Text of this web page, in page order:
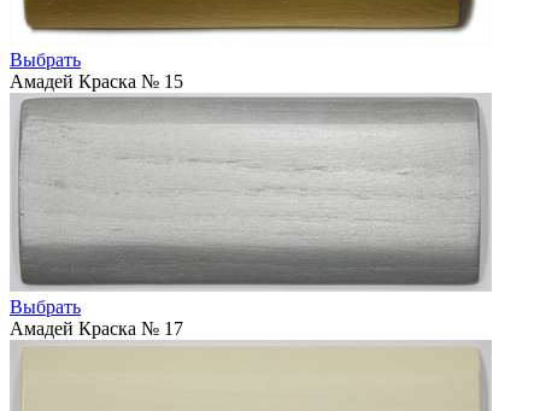
Выбрать
Амадей Краска № 15
Выбрать
Амадей Краска № 17